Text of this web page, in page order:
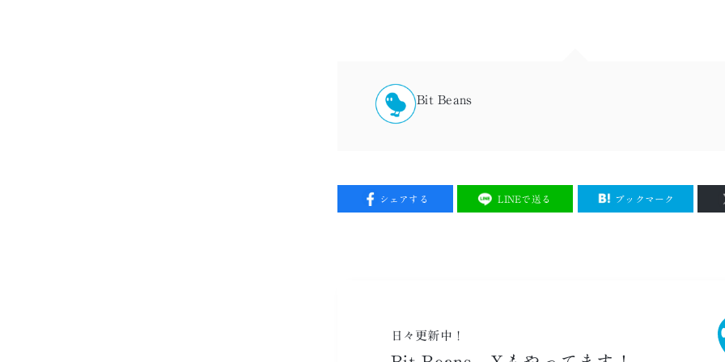
Bit Beans
シェアする LINEで送る ブックマーク
日々更新中！